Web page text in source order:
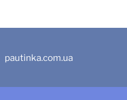
pautinka.com.ua